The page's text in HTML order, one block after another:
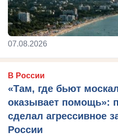
07.08.2026
В России
«Там, где бьют
оказывает помощь»:
сделал агрессивное
России